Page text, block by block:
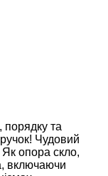
порядку та
Чудовий
опора скло,
включаючи